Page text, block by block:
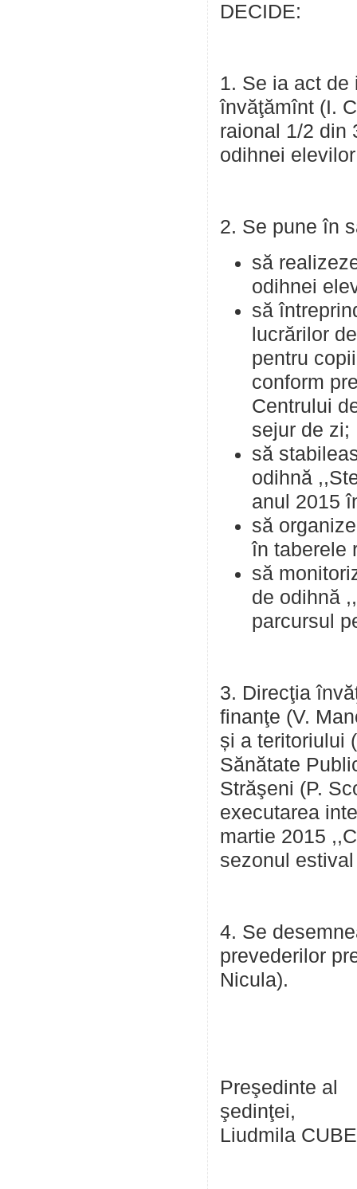
DECIDE:
1. Se ia act de
învăţămînt (I.
raional 1/2 din
odihnei
2. Se pune în
să
odihnei
să
lucrărilor
pentru
conform
Centrului
sejur de zi;
să
odihnă
anul 2015
să
în taberele
să
de odihnă
parcursul
3. Direcţia
finanţe (V.
și a teritoriului
Sănătate
Străşeni (P.
executarea
martie 2015
sezonul estival
4. Se
prevederilor
Nicula).
Preşedinte al
Liudmila